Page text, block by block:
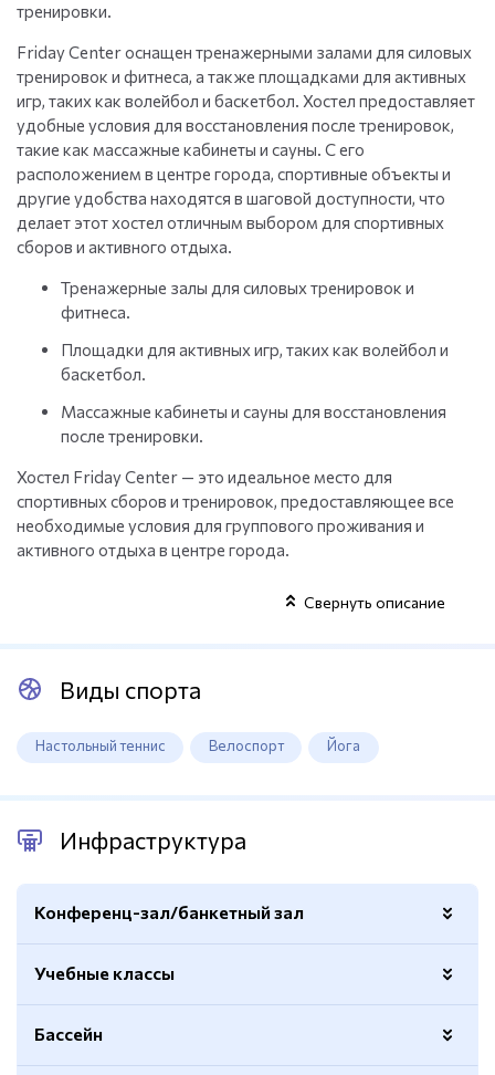
тренировки.
Friday Center оснащен тренажерными залами для силовых
тренировок и фитнеса, а также площадками для активных
игр, таких как волейбол и баскетбол. Хостел предоставляет
удобные условия для восстановления после тренировок,
такие как массажные кабинеты и сауны. С его
расположением в центре города, спортивные объекты и
другие удобства находятся в шаговой доступности, что
делает этот хостел отличным выбором для спортивных
сборов и активного отдыха.
Тренажерные залы для силовых тренировок и
фитнеса.
Площадки для активных игр, таких как волейбол и
баскетбол.
Массажные кабинеты и сауны для восстановления
после тренировки.
Хостел Friday Center — это идеальное место для
спортивных сборов и тренировок, предоставляющее все
необходимые условия для группового проживания и
активного отдыха в центре города.
Свернуть описание
Виды спорта
Настольный теннис Велоспорт Йога
Инфраструктура
Конференц-зал/банкетный зал
Площадь
70м.кв.
или технических средств
Учебные классы
Количество
Бассейн